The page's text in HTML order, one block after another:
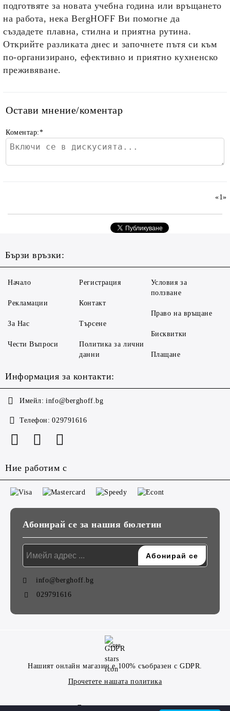
подготвяте за новата учебна година или връщането
на работа, нека BergHOFF Ви помогне да
създадете плавна, стилна и приятна рутина.
Открийте разликата днес и започнете пътя си към
по-организирано, ефективно и приятно кухненско
преживяване.
Остави мнение/коментар
Коментар:*
«1»
Бързи връзки:
Начало
Рекламации
За Нас
Чести Въпроси
Регистрация
Контакт
Търсене
Политика за лични
данни
Условия за
ползване
Право на връщане
Бисквитки
Плащане
Информация за контакти:
Имейл: info@berghoff.bg
Телефон: 029791616
Ние работим с
Абонирай се за нашия бюлетин
info@berghoff.bg
029791616
GDPR
Нашият онлайн магазин е 100% съобразен с GDPR.
Прочетете нашата политика